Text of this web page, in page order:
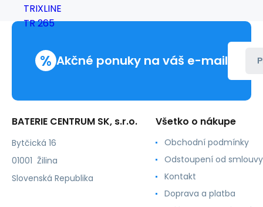
% Akčné ponuky na váš e-mail
BATERIE CENTRUM SK, s.r.o.
Bytčická 16
01001 Žilina
Slovenská Republika
Všetko o nákupe
Obchodní podmínky
Odstoupení od smlouvy
Kontakt
Doprava a platba